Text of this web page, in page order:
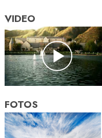
VIDEO
FOTOS